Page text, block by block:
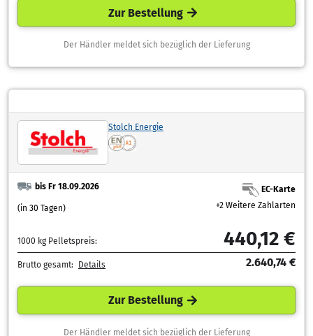
Zur Bestellung
Der Händler meldet sich bezüglich der Lieferung
Stolch Energie
bis Fr 18.09.2026
(in 30 Tagen)
EC-Karte
+2 Weitere Zahlarten
1000 kg Pelletspreis: 440,12 €
Brutto gesamt: Details 2.640,74 €
Zur Bestellung
Der Händler meldet sich bezüglich der Lieferung